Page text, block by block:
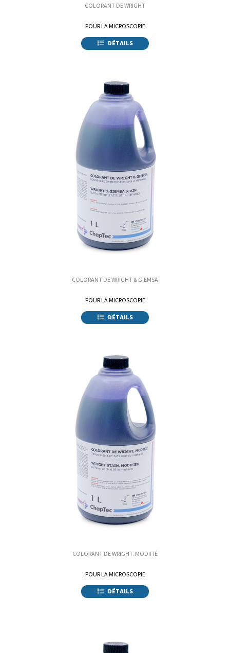
COLORANT DE WRIGHT
POUR LA MICROSCOPIE
DÉTAILS
COLORANT DE WRIGHT & GIEMSA
POUR LA MICROSCOPIE
DÉTAILS
COLORANT DE WRIGHT. MODIFIÉ
POUR LA MICROSCOPIE
DÉTAILS